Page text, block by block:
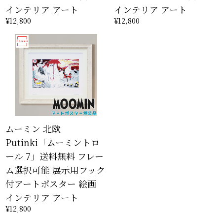
インテリア アート
¥12,800
インテリア アート
¥12,800
ムーミン 北欧
Putinki「ムーミントロ
ール 7」送料無料 フレー
ム選択可能 展示用フック
付アートポスター 絵画
インテリア アート
¥12,800